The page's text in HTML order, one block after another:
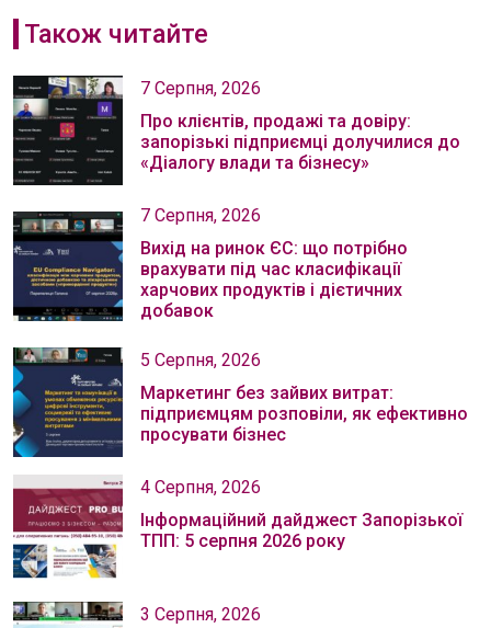
Також читайте
7 Серпня, 2026
Про клієнтів, продажі та довіру:
запорізькі підприємці долучилися до
«Діалогу влади та бізнесу»
7 Серпня, 2026
Вихід на ринок ЄС: що потрібно
врахувати під час класифікації
харчових продуктів і дієтичних
добавок
5 Серпня, 2026
Маркетинг без зайвих витрат:
підприємцям розповіли, як ефективно
просувати бізнес
4 Серпня, 2026
Інформаційний дайджест Запорізької
ТПП: 5 серпня 2026 року
3 Серпня, 2026